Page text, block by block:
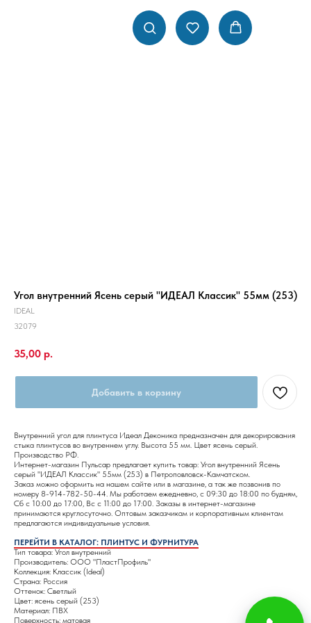
Угол внутренний Ясень серый "ИДЕАЛ Классик" 55мм (253)
IDEAL
32079
35,00 р.
Добавить в корзину
Внутренний угол для плинтуса Идеал Деконика предназначен для декорирования
стыка плинтусов во внутреннем углу. Высота 55 мм. Цвет ясень серый.
Производство РФ.
Интернет-магазин Пульсар предлагает купить товар: Угол внутренний Ясень
серый "ИДЕАЛ Классик" 55мм (253) в Петроповловск-Камчатском.
Заказ можно оформить на нашем сайте или в магазине, а так же позвонив по
номеру 8-914-782-50-44. Мы работаем ежедневно, с 09:30 до 18:00 по будням,
Сб с 10:00 до 17:00, Вс с 11:00 до 17:00. Заказы в интернет-магазине
принимаются круглосуточно. Оптовым заказчикам и корпоративным клиентам
предлагаются индивидуальные условия.
ПЕРЕЙТИ В КАТАЛОГ: ПЛИНТУС И ФУРНИТУРА
Тип товара: Угол внутренний
Производитель: ООО "ПластПрофиль"
Коллекция: Классик (Ideal)
Страна: Россия
Оттенок: Светлый
Цвет: ясень серый (253)
Материал: ПВХ
Поверхность: матовая